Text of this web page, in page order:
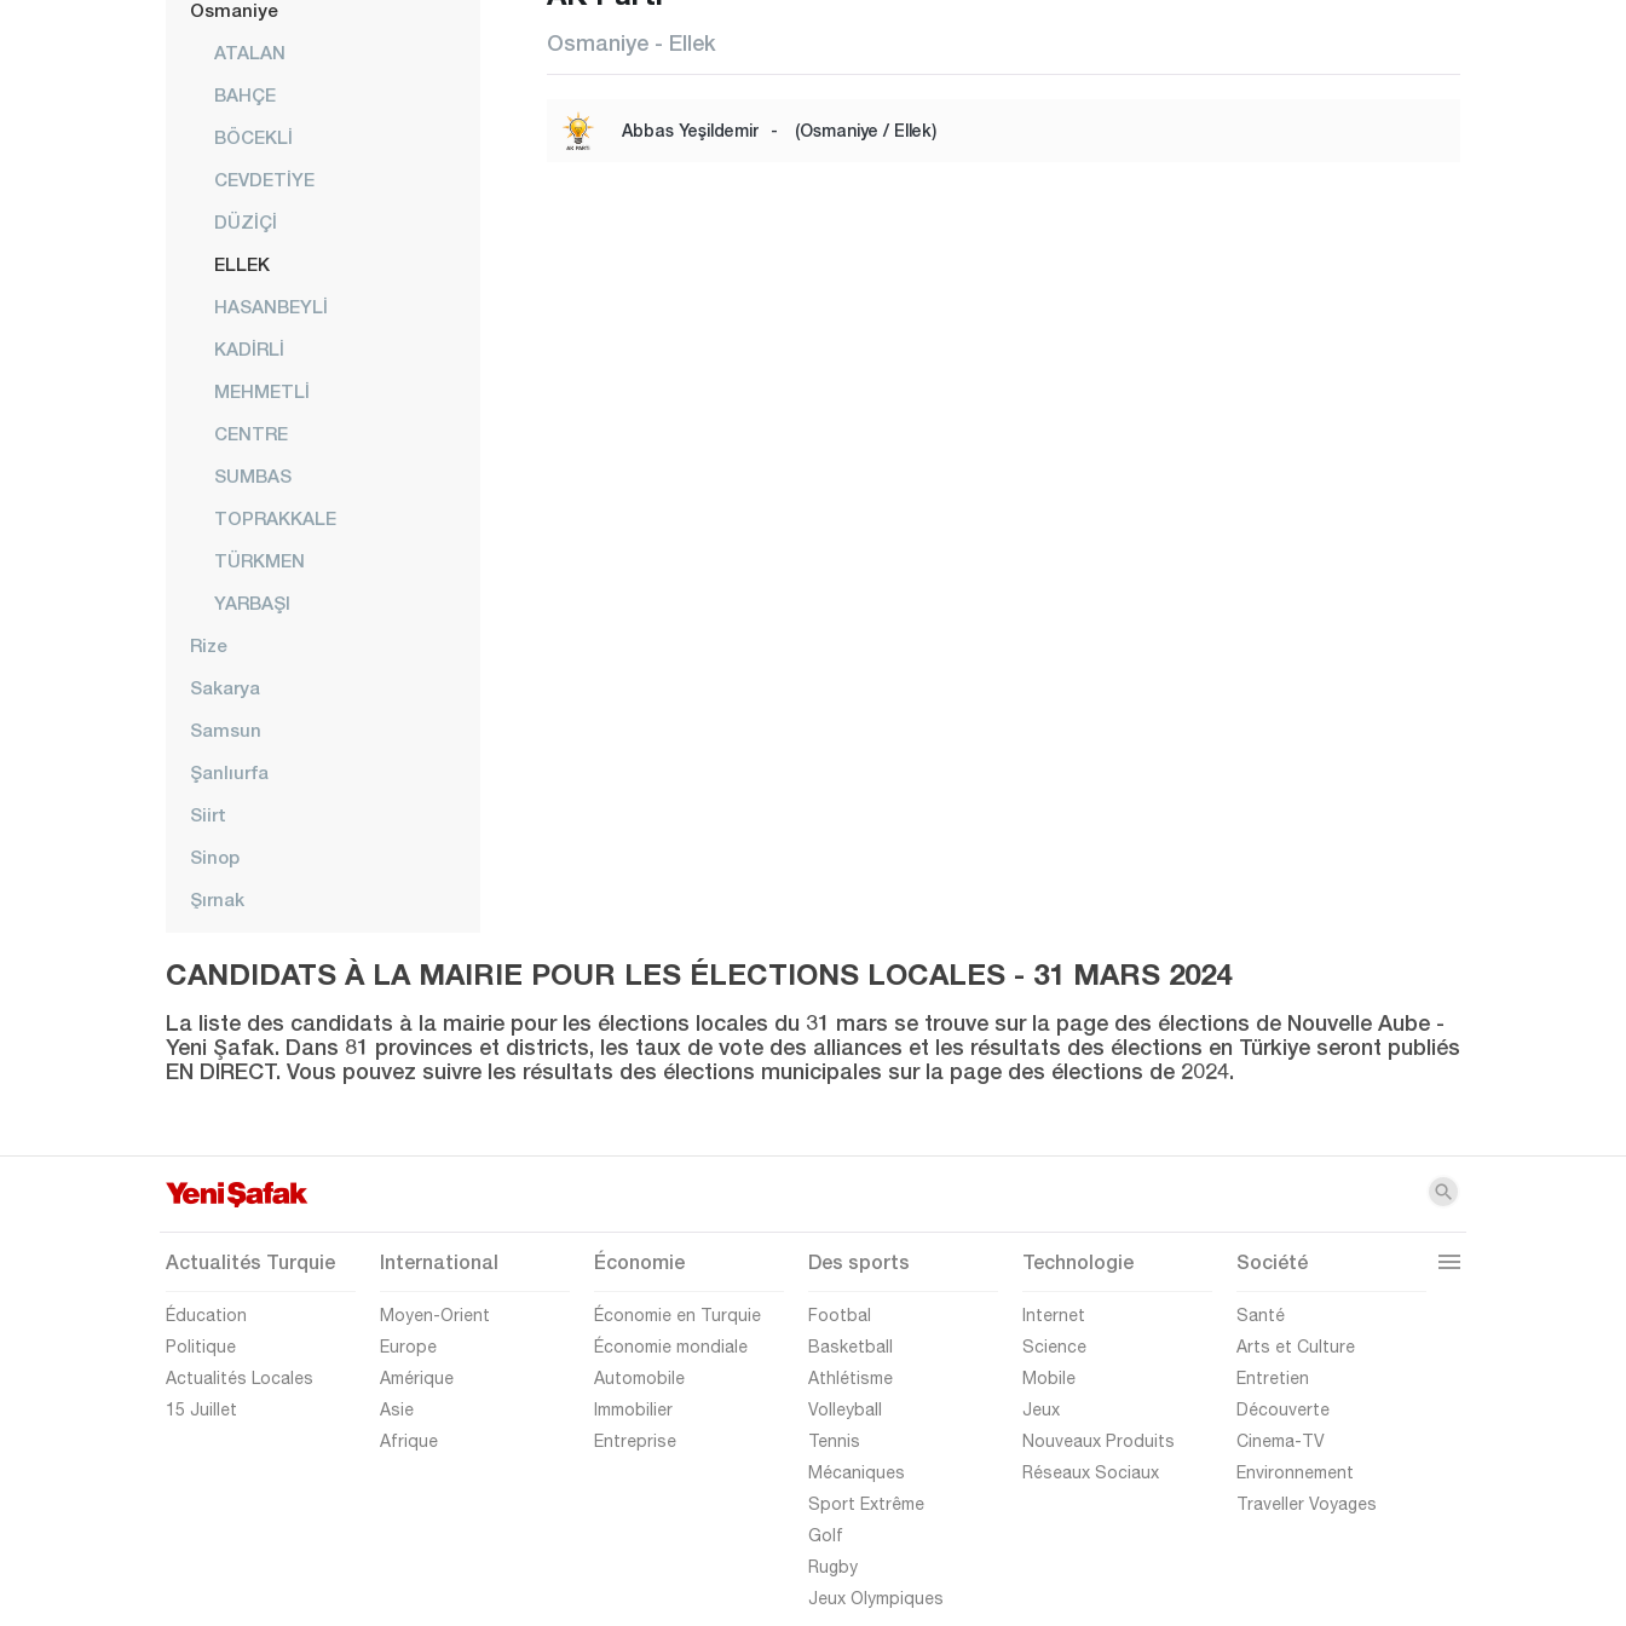
Osmaniye
ATALAN
BAHÇE
BÖCEKLİ
CEVDETİYE
DÜZİÇİ
ELLEK
HASANBEYLİ
KADİRLİ
MEHMETLİ
CENTRE
SUMBAS
TOPRAKKALE
TÜRKMEN
YARBAŞI
Rize
Sakarya
Samsun
Şanlıurfa
Siirt
Sinop
Şırnak
Tekirdağ
Tokat
Trabzon
Uşak
Van
Yalova
Zonguldak
Osmaniye - Ellek
Abbas Yeşildemir - (Osmaniye / Ellek)
CANDIDATS À LA MAIRIE POUR LES ÉLECTIONS LOCALES - 31 MARS 2024
La liste des candidats à la mairie pour les élections locales du 31 mars se trouve sur la page des élections de Nouvelle Aube -
Yeni Şafak. Dans 81 provinces et districts, les taux de vote des alliances et les résultats des élections en Türkiye seront publiés
EN DIRECT. Vous pouvez suivre les résultats des élections municipales sur la page des élections de 2024.
Actualités Turquie
Éducation
Politique
Actualités Locales
15 Juillet
International
Moyen-Orient
Europe
Amérique
Asie
Afrique
Économie
Économie en Turquie
Économie mondiale
Automobile
Immobilier
Entreprise
Des sports
Footbal
Basketball
Athlétisme
Volleyball
Tennis
Mécaniques
Sport Extrême
Golf
Rugby
Jeux Olympiques
Technologie
Internet
Science
Mobile
Jeux
Nouveaux Produits
Réseaux Sociaux
Société
Santé
Arts et Culture
Entretien
Découverte
Cinema-TV
Environnement
Traveller Voyages